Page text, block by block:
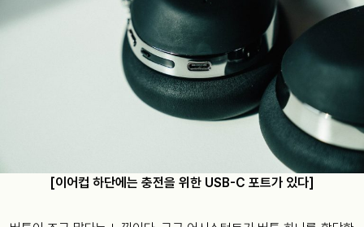
[이어컵 하단에는 충전을 위한 USB-C 포트가 있다]